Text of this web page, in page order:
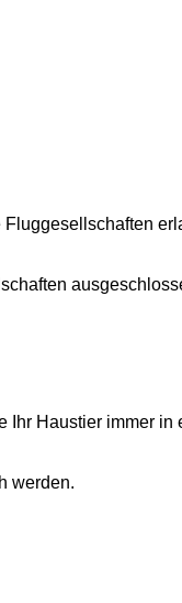
Haustier immer in
werden.